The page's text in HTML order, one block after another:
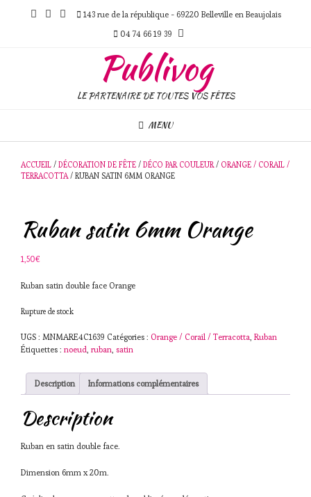
143 rue de la république - 69220 Belleville en Beaujolais
04 74 66 19 39
Publivog
LE PARTENAIRE DE TOUTES VOS FÊTES
MENU
ACCUEIL / DÉCORATION DE FÊTE / DÉCO PAR COULEUR/ ORANGE / CORAIL /
TERRACOTTA/ RUBAN SATIN 6MM ORANGE
Ruban satin 6mm Orange
1,50€
Ruban satin double face Orange
Rupture de stock
UGS : MNMARE4C1639 Catégories : Orange / Corail / Terracotta Ruban
Étiquettes : noeud ruban satin
Description Informations complémentaires
Description
Ruban en satin double face.
Dimension 6mm x 20m.